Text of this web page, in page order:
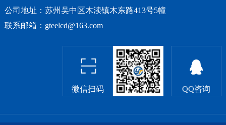
公司地址：苏州吴中区木渎镇木东路413号5幢
联系邮箱：gteelcd@163.com
QQ咨询
微信扫码